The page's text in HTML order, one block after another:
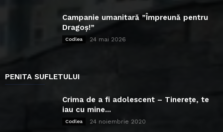
Campanie umanitară ”Împreună pentru
Dragoș!”
Codlea 24 mai 2026
PENITA SUFLETULUI
Crima de a fi adolescent – Tinerețe, te
iau cu mine...
Codlea 24 noiembrie 2020